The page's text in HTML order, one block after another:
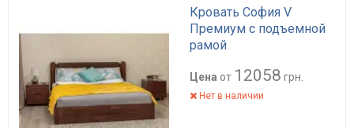
Кровать София V
Премиум с подъемной
рамой
Цена от 12058 грн.
Нет в наличии